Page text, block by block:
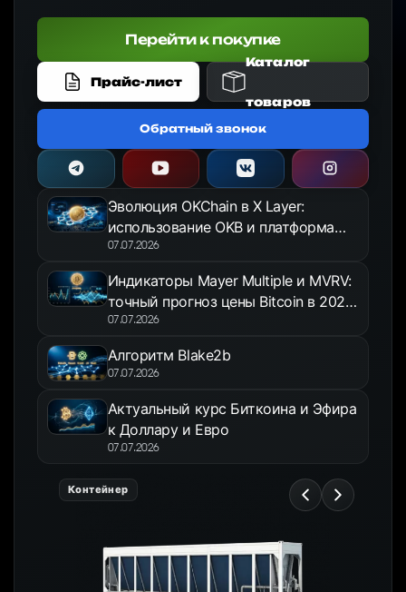
Перейти к покупке
Прайс-лист
Каталог
товаров
Обратный звонок
Эволюция OKChain в X Layer:
использование OKB и платформа
OKX Jumpstart в 2026 году
07.07.2026
Индикаторы Mayer Multiple и MVRV:
точный прогноз цены Bitcoin в 2026
году
07.07.2026
Алгоритм Blake2b
07.07.2026
Актуальный курс Биткоина и Эфира
к Доллару и Евро
07.07.2026
Контейнер